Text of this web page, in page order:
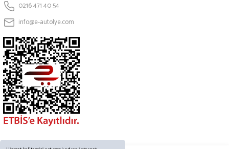
0216 471 40 54
info@e-autolye.com